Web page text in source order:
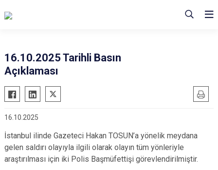
16.10.2025 Tarihli Basın
Açıklaması
16.10.2025
İstanbul ilinde Gazeteci Hakan TOSUN’a yönelik meydana
gelen saldırı olayıyla ilgili olarak olayın tüm yönleriyle
araştırılması için iki Polis Başmüfettişi görevlendirilmiştir.